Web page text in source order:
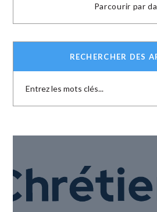
Parcourir par
RECHERCHER DES